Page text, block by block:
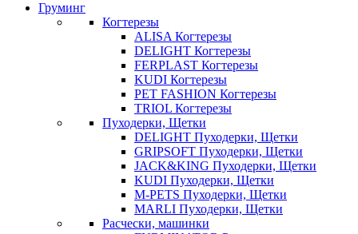
Груминг
Когтерезы
ALISA Когтерезы
DELIGHT Когтерезы
FERPLAST Когтерезы
KUDI Когтерезы
PET FASHION Когтерезы
TRIOL Когтерезы
Пуходерки, Щетки
DELIGHT Пуходерки, Щетки
GRIPSOFT Пуходерки, Щетки
JACK&KING Пуходерки, Щетки
KUDI Пуходерки, Щетки
M-PETS Пуходерки, Щетки
MARLI Пуходерки, Щетки
Расчески, машинки